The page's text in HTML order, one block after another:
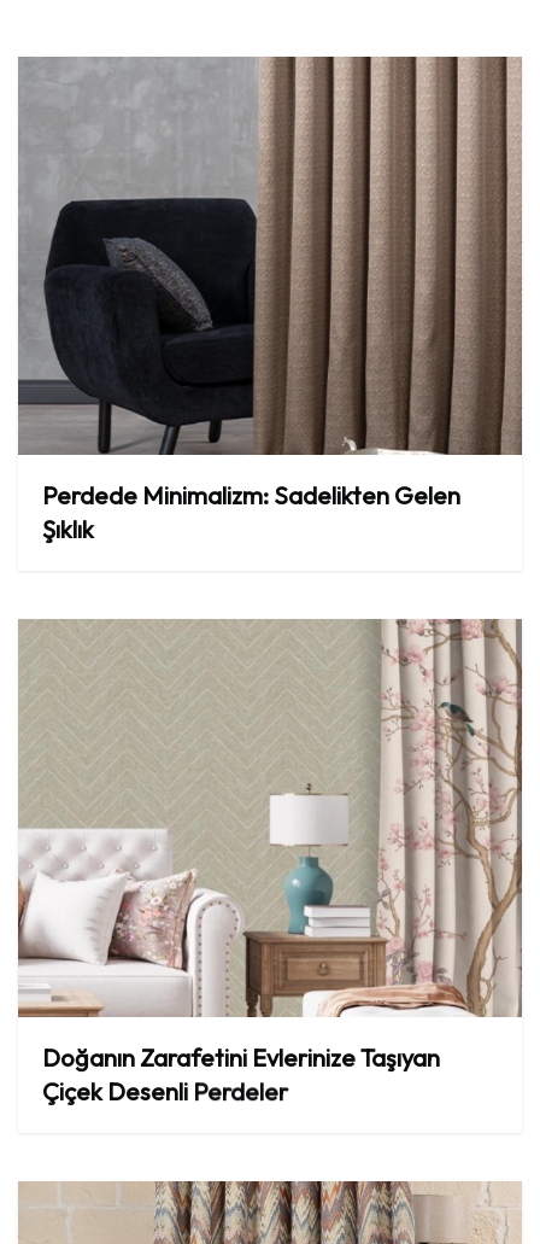
Perdede Minimalizm: Sadelikten Gelen
Şıklık
DoğanınZarafetini EvlerinizeTaşıyan
Çiçek Desenli Perdeler